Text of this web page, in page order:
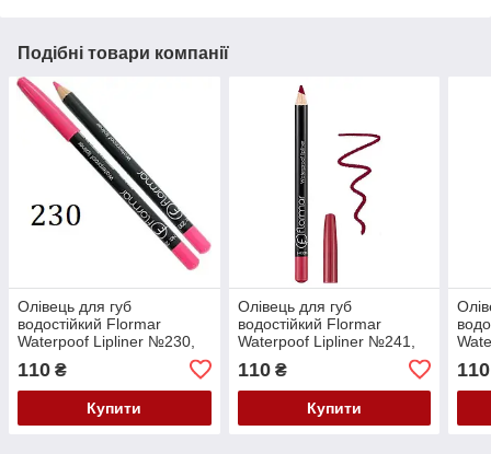
Подібні товари компанії
Олівець для губ
водостійкий Flormar
Waterpoof Lipliner №230,
110 ₴
Купити
Олівець для губ
водостійкий Flormar
Waterpoof Lipliner №241,
110₴
Купити
г
110